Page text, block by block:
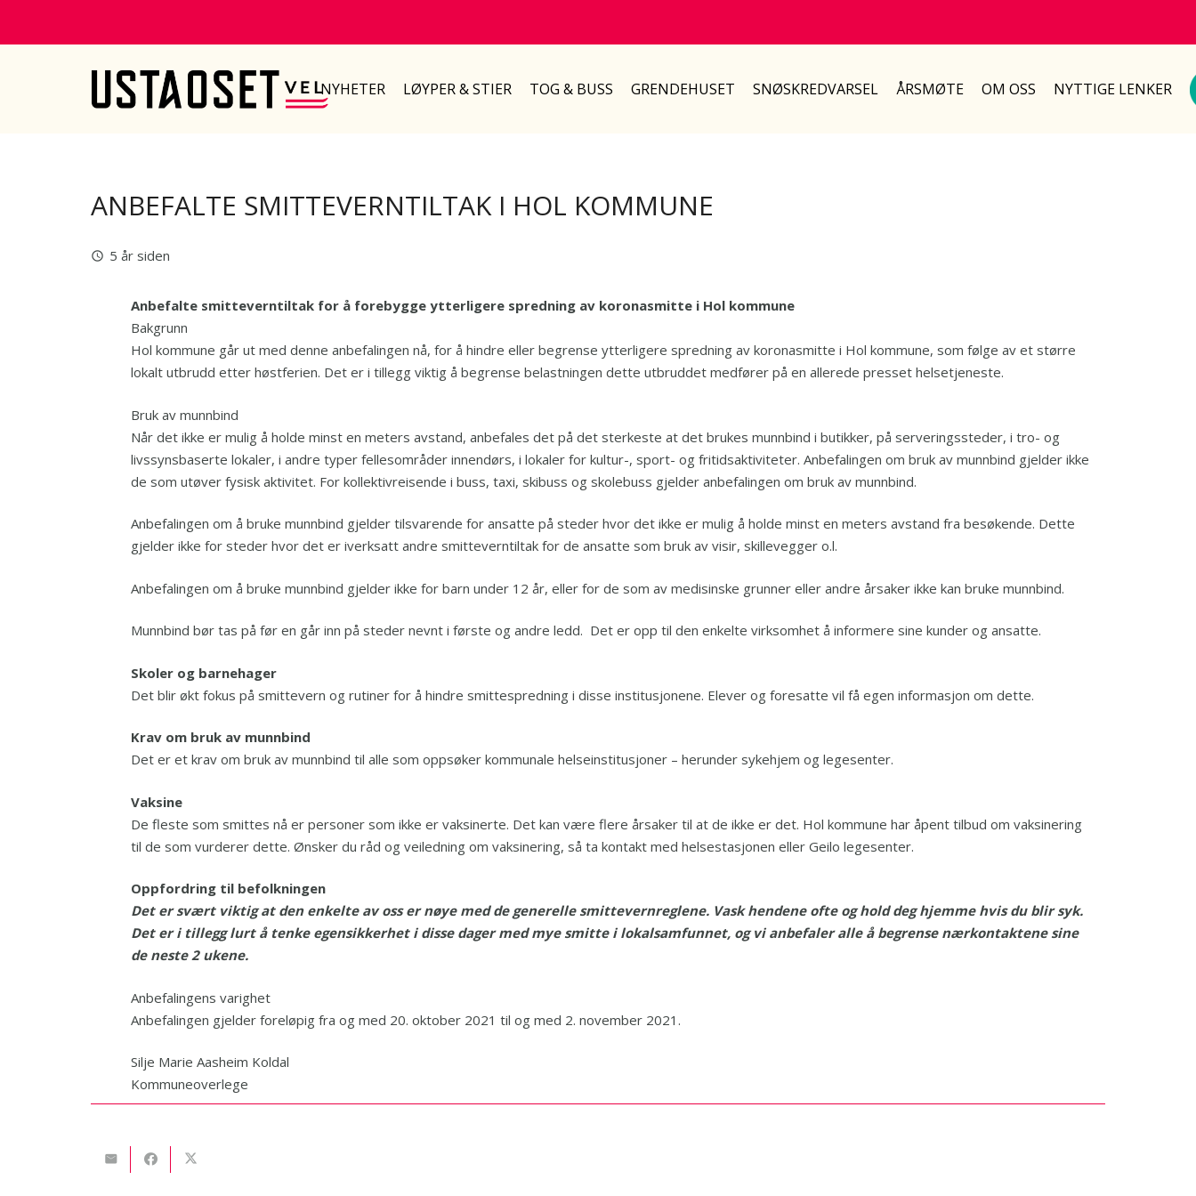
NYHETER LØYPER & STIER TOG & BUSS GRENDEHUSET SNØSKREDVARSEL ÅRSMØTE OM OSS NYTTIGE LENKER
ANBEFALTE SMITTEVERNTILTAK I HOL KOMMUNE
query_builder 5 år siden
Anbefalte smitteverntiltak for å forebygge ytterligere spredning av koronasmitte i Hol kommune
Bakgrunn
Hol kommune går ut med denne anbefalingen nå, for å hindre eller begrense ytterligere spredning av koronasmitte i Hol kommune, som følge av et større
lokalt utbrudd etter høstferien. Det er i tillegg viktig å begrense belastningen dette utbruddet medfører på en allerede presset helsetjeneste.
Bruk av munnbind
Når det ikke er mulig å holde minst en meters avstand, anbefales det på det sterkeste at det brukes munnbind i butikker, på serveringssteder, i tro- og
livssynsbaserte lokaler, i andre typer fellesområder innendørs, i lokaler for kultur-, sport- og fritidsaktiviteter. Anbefalingen om bruk av munnbind gjelder ikke
de som utøver fysisk aktivitet. For kollektivreisende i buss, taxi, skibuss og skolebuss gjelder anbefalingen om bruk av munnbind.
Anbefalingen om å bruke munnbind gjelder tilsvarende for ansatte på steder hvor det ikke er mulig å holde minst en meters avstand fra besøkende. Dette
gjelder ikke for steder hvor det er iverksatt andre smitteverntiltak for de ansatte som bruk av visir, skillevegger o.l.
Anbefalingen om å bruke munnbind gjelder ikke for barn under 12 år, eller for de som av medisinske grunner eller andre årsaker ikke kan bruke munnbind.
Munnbind bør tas på før en går inn på steder nevnt i første og andre ledd. Det er opp til den enkelte virksomhet å informere sine kunder og ansatte.
Skoler og barnehager
Det blir økt fokus på smittevern og rutiner for å hindre smittespredning i disse institusjonene. Elever og foresatte vil få egen informasjon om dette.
Krav om bruk av munnbind
Det er et krav om bruk av munnbind til alle som oppsøker kommunale helseinstitusjoner – herunder sykehjem og legesenter.
Vaksine
De fleste som smittes nå er personer som ikke er vaksinerte. Det kan være flere årsaker til at de ikke er det. Hol kommune har åpent tilbud om vaksinering
til de som vurderer dette. Ønsker du råd og veiledning om vaksinering, så ta kontakt med helsestasjonen eller Geilo legesenter.
Oppfordring til befolkningen
Det er svært viktig at den enkelte av oss er nøye med de generelle smittevernreglene. Vask hendene ofte og hold deg hjemme hvis du blir syk.
Det er i tillegg lurt å tenke egensikkerhet i disse dager med mye smitte i lokalsamfunnet, og vi anbefaler alle å begrense nærkontaktene sine
de neste 2 ukene.
Anbefalingens varighet
Anbefalingen gjelder foreløpig fra og med 20. oktober 2021 til og med 2. november 2021.
Silje Marie Aasheim Koldal
Kommuneoverlege